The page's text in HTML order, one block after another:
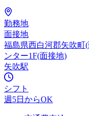
勤務地
面接地
福島県西白河郡矢吹町
ンター1F(面接地)
矢吹駅
シフト
週5日からOK